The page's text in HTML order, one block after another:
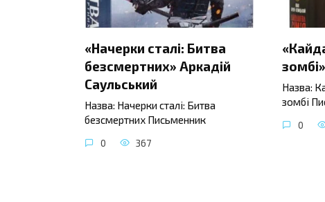
«Начерки сталі: Битва
безсмертних» Аркадій
Саульський
Назва: Начерки сталі: Битва
безсмертних Письменник
0 367
Назва:
зомбі
0